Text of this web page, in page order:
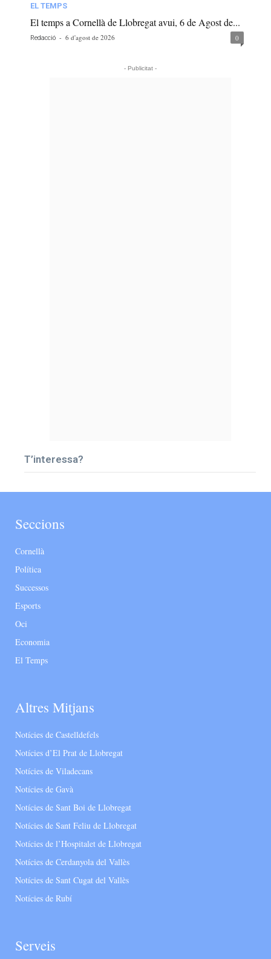
EL TEMPS
El temps a Cornellà de Llobregat avui, 6 de Agost de...
Redacció - 6 d'agost de 2026 0
- Publicitat -
T’interessa?
Seccions
Cornellà
Política
Successos
Esports
Oci
Economia
El Temps
Altres Mitjans
Notícies de Castelldefels
Notícies d’El Prat de Llobregat
Notícies de Viladecans
Notícies de Gavà
Notícies de Sant Boi de Llobregat
Notícies de Sant Feliu de Llobregat
Notícies de l’Hospitalet de Llobregat
Notícies de Cerdanyola del Vallès
Notícies de Sant Cugat del Vallès
Notícies de Rubí
Serveis